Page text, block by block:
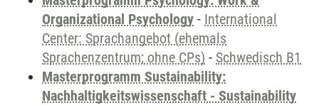
Organizational Psychology - International
Center: Sprachangebot (ehemals
Sprachenzentrum; ohne CPs) - Schwedisch B1
Masterprogramm Sustainability:
Nachhaltigkeitswissenschaft - Sustainability